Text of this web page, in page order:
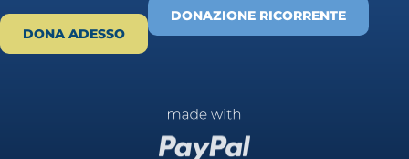
DONA ADESSO
DONAZIONE RICORRENTE